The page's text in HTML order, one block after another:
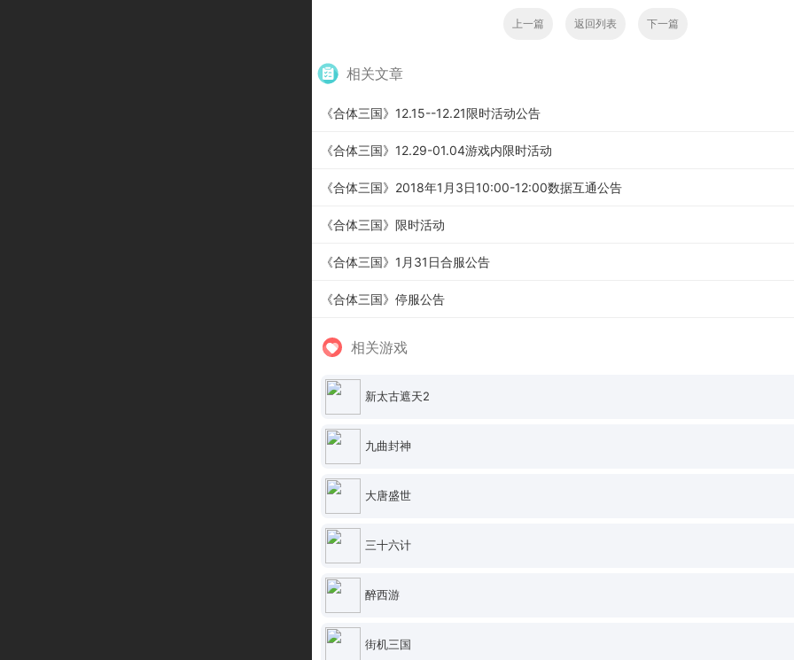
上一篇 返回列表 下一篇
相关文章
《合体三国》12.15--12.21限时活动公告
《合体三国》12.29-01.04游戏内限时活动
《合体三国》2018年1月3日10:00-12:00数据互通公告
《合体三国》限时活动
《合体三国》1月31日合服公告
《合体三国》停服公告
相关游戏
新太古遮天2
九曲封神
大唐盛世
三十六计
醉西游
街机三国